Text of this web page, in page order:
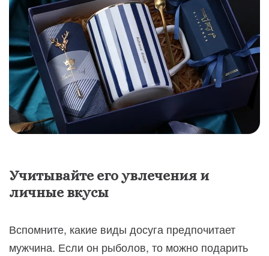
Учитывайте его увлечения и
личные вкусы
Вспомните, какие виды досуга предпочитает
мужчина. Если он рыболов, то можно подарить